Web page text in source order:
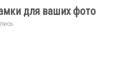
для ваших фото